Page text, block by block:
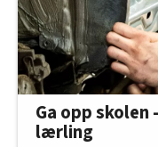
Ga opp skolen
lærling